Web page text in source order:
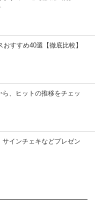
すすめ40選【徹底比較】
、ヒットの推移をチェッ
インチェキなどプレゼン